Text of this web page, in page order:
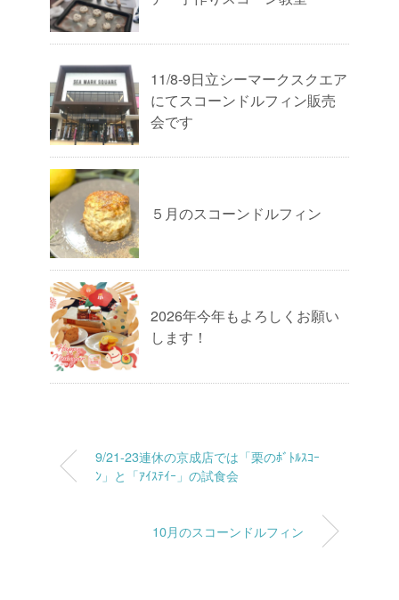
11/8-9日立シーマークスクエア
にてスコーンドルフィン販売
会です
５月のスコーンドルフィン
2026年今年もよろしくお願い
します！
9/21-23連休の京成店では「栗のﾎﾞﾄﾙｽｺｰ
ﾝ」と「ｱｲｽﾃｲｰ」の試食会
10月のスコーンドルフィン